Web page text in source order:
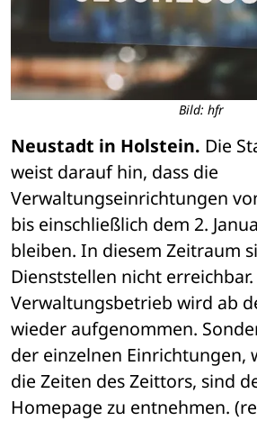
Bild: hfr
Neustadt in Holstein. Die
weist darauf hin, dass die
Verwaltungseinrichtungen
bis einschließlich dem 2.
bleiben. In diesem Zeitraum
Dienststellen nicht
Verwaltungsbetrieb wird ab
wieder aufgenommen.
der einzelnen Einrichtungen,
die Zeiten des Zeittors, sind
Homepage zu entnehmen.